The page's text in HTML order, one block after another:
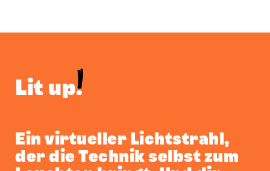
besten Bilder von der Veranstaltung!
Lit up.
Ein virtueller Licht­strahl,
der die Technik selbst zum